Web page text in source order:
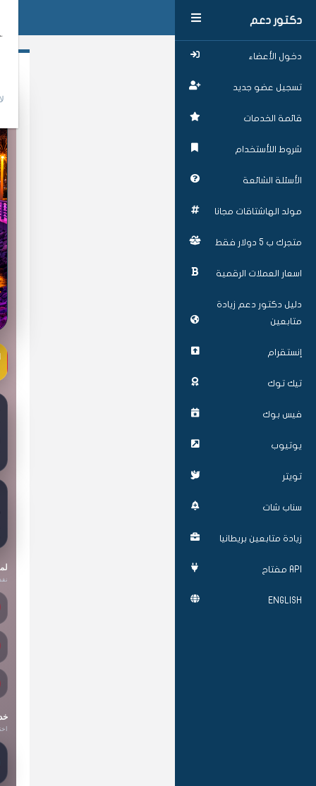
دكتور دعم
دخول الأعضاء
تسجيل عضو جديد
قائمة الخدمات
شروط اللأستخدام
الأسئلة الشائعة
مولد الهاشتاقات مجانا
متجرك ب 5 دولار فقط
اسعار العملات الرقمية
دليل دكتور دعم زيادة
متابعين
إنستقرام
تيك توك
فيس بوك
يوتيوب
تويتر
سناب شات
زيادة متابعين بريطانيا
API مفتاح
ENGLISH